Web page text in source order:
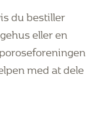
du bestiller
eller en
med at dele